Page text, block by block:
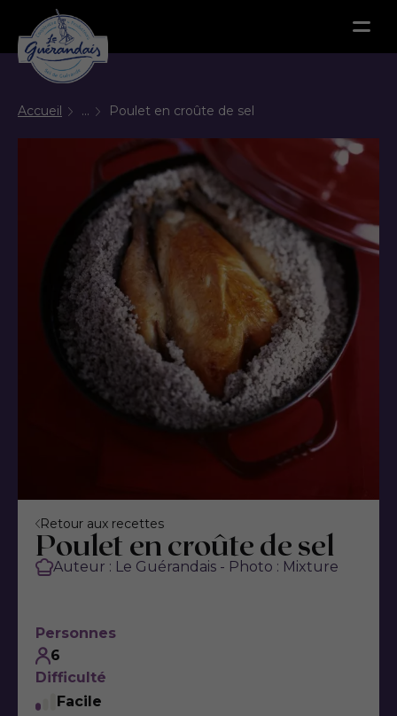
Accueil ... Poulet en croûte de sel
Retour aux recettes
Poulet en croûte de sel
Auteur : Le Guérandais - Photo : Mixture
Personnes
6
Difficulté
Facile